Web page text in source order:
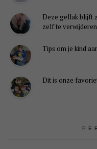
Deze gellak blijft
zelf te verwijderen
Tips om je kind
Dit is onze